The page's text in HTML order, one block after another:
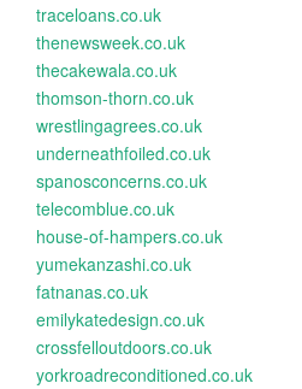
traceloans.co.uk
thenewsweek.co.uk
thecakewala.co.uk
thomson-thorn.co.uk
wrestlingagrees.co.uk
underneathfoiled.co.uk
spanosconcerns.co.uk
telecomblue.co.uk
house-of-hampers.co.uk
yumekanzashi.co.uk
fatnanas.co.uk
emilykatedesign.co.uk
crossfelloutdoors.co.uk
yorkroadreconditioned.co.uk